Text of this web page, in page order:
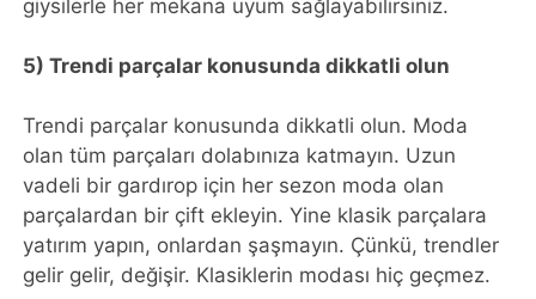
giysilerle her mekana uyum sağlayabilirsiniz.
5) Trendi parçalar konusunda dikkatli olun
Trendi parçalar konusunda dikkatli olun. Moda
olan tüm parçaları dolabınıza katmayın. Uzun
vadeli bir gardırop için her sezon moda olan
parçalardan bir çift ekleyin. Yine klasik parçalara
yatırım yapın, onlardan şaşmayın. Çünkü, trendler
gelir gelir, değişir. Klasiklerin modası hiç geçmez.